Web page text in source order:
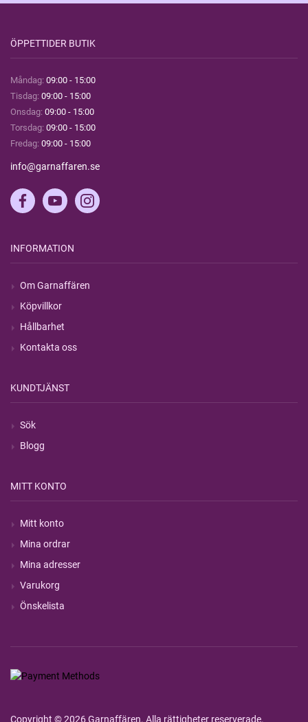
ÖPPETTIDER BUTIK
Måndag: 09:00 - 15:00
Tisdag: 09:00 - 15:00
Onsdag: 09:00 - 15:00
Torsdag: 09:00 - 15:00
Fredag: 09:00 - 15:00
info@garnaffaren.se
INFORMATION
Om Garnaffären
Köpvillkor
Hållbarhet
Kontakta oss
KUNDTJÄNST
Sök
Blogg
MITT KONTO
Mitt konto
Mina ordrar
Mina adresser
Varukorg
Önskelista
Copyright © 2026 Garnaffären. Alla rättigheter reserverade.